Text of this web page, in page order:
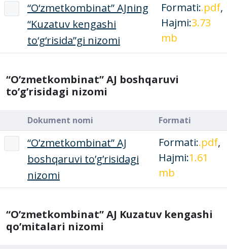
“O‘zmetkombinat” AJning
“Kuzatuv kengashi
to‘g‘risida”gi nizomi
Formati:.pdf,
Hajmi:3.73
mb
“O’zmetkombinat” AJ boshqaruvi
to’g’risidagi nizomi
Dokument nomi Formati
“O’zmetkombinat” AJ
boshqaruvi to’g’risidagi
nizomi
Formati:.pdf,
Hajmi:1.61
mb
“O’zmetkombinat” AJ Kuzatuv kengashi
qo’mitalari nizomi